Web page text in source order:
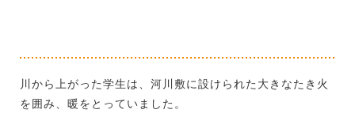
川から上がった学生は、河川敷に設けられた大きなたき火
を囲み、暖をとっていました。